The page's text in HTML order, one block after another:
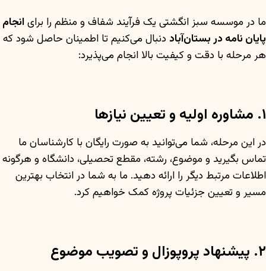
ما در موسسه سبز انگشتی یک فرآیند شفاف و منظم را برایانجام
پایان نامه در بستان‌آباد دنبال می‌کنیم تا اطمینان حاصل شود که
هر مرحله با دقت و کیفیت بالا انجام می‌پذیرد:
۱. مشاوره اولیه و تعیین نیازها
در این مرحله، شما می‌توانید به صورت رایگان با کارشناسان ما
تماس بگیرید و موضوع، رشته، مقطع تحصیلی، دانشگاه و هرگونه
اطلاعات مرتبط دیگر را ارائه دهید. ما به شما در انتخاب بهترین
مسیر و تعیین جزئیات پروژه کمک خواهیم کرد.
۲. پیشنهاد پروپوزال و تصویب موضوع